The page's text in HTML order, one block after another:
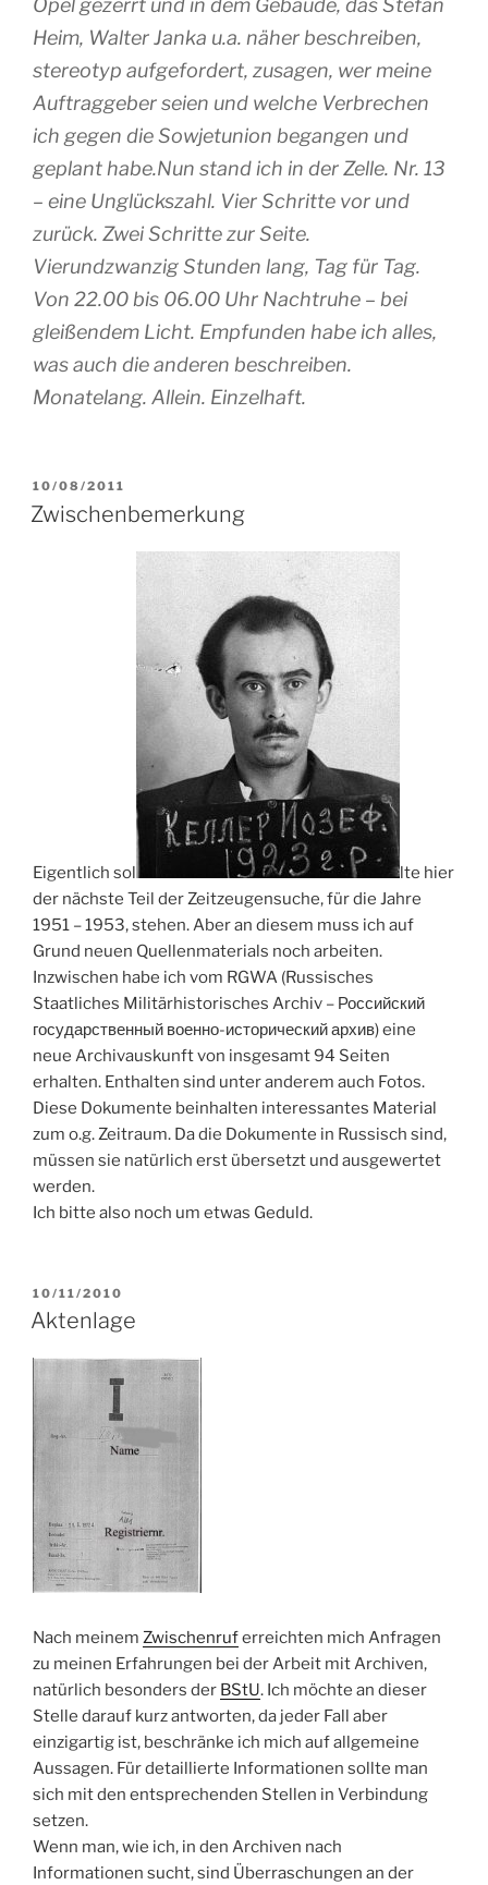
Opel gezerrt und in dem Gebäude, das Stefan
Heim, Walter Janka u.a. näher beschreiben,
stereotyp aufgefordert, zusagen, wer meine
Auftraggeber seien und welche Verbrechen
ich gegen die Sowjetunion begangen und
geplant habe.Nun stand ich in der Zelle. Nr. 13
– eine Unglückszahl. Vier Schritte vor und
zurück. Zwei Schritte zur Seite.
Vierundzwanzig Stunden lang, Tag für Tag.
Von 22.00 bis 06.00 Uhr Nachtruhe – bei
gleißendem Licht. Empfunden habe ich alles,
was auch die anderen beschreiben.
Monatelang. Allein. Einzelhaft.
VERÖFFENTLICHT
AM
10/08/2011
Zwischenbemerkung
Eigentlich sol
lte hier
der nächste Teil der Zeitzeugensuche, für die Jahre
1951 – 1953, stehen. Aber an diesem muss ich auf
Grund neuen Quellenmaterials noch arbeiten.
Inzwischen habe ich vom RGWA (Russisches
Staatliches Militärhistorisches Archiv – Российский
государственный военно-исторический архив) eine
neue Archivauskunft von insgesamt 94 Seiten
erhalten. Enthalten sind unter anderem auch Fotos.
Diese Dokumente beinhalten interessantes Material
zum o.g. Zeitraum. Da die Dokumente in Russisch sind,
müssen sie natürlich erst übersetzt und ausgewertet
werden.
Ich bitte also noch um etwas Geduld.
VERÖFFENTLICHT
AM
10/11/2010
Aktenlage
Nach meinem Zwischenruferreichten mich Anfragen
zu meinen Erfahrungen bei der Arbeit mit Archiven,
natürlich besonders der BStU. Ich möchte an dieser
Stelle darauf kurz antworten, da jeder Fall aber
einzigartig ist, beschränke ich mich auf allgemeine
Aussagen. Für detaillierte Informationen sollte man
sich mit den entsprechenden Stellen in Verbindung
setzen.
Wenn man, wie ich, in den Archiven nach
Informationen sucht, sind Überraschungen an der